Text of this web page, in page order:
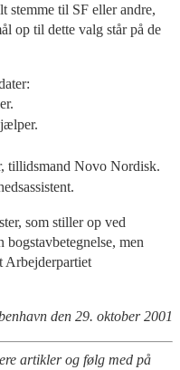
stemme til SF eller andre,
op til dette valg står på de
tillidsmand Novo Nordisk.
som stiller op ved
men
Arbejderpartiet
den 29. oktober 2001
artikler og følg med på